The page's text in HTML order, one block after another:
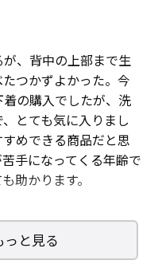
、背中の上部まで生
つかずよかった。今
の購入でしたが、洗
とても気に入りまし
めできる商品だと思
手になってくる年齢で
助かります。
と見る